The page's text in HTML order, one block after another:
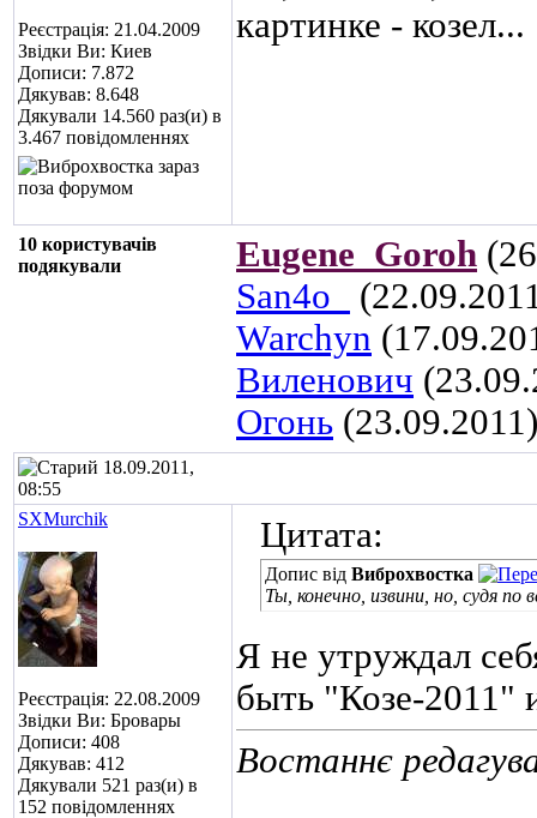
Реєстрація: 21.04.2009
Звідки Ви: Киев
Дописи: 7.872
Дякував: 8.648
Дякували 14.560 раз(и) в
3.467 повідомленнях
картинке - козел...
10 користувачів
подякували
Eugene_Goroh
San4o_
Warchyn
Виленович
Огонь
18.09.2011,
08:55
SXMurchik
Реєстрація: 22.08.2009
Звідки Ви: Бровары
Дописи: 408
Дякував: 412
Дякували 521 раз(и) в
152 повідомленнях
Цитата:
Допис від Виброхвостка
Ты, конечно, извини, но, судя по
Я не утруждал
быть "Козе-2011"
Востаннє